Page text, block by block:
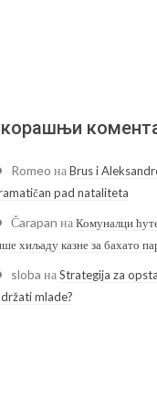
Romeo наBrus i
pad nataliteta
Čarapan наКомуналци
хиљаду казне за бахато
sloba наStrategija za
mlade?